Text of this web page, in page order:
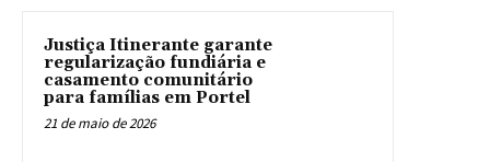
Justiça Itinerante garante
regularização fundiária e
casamento comunitário
para famílias em Portel
21 de maio de 2026